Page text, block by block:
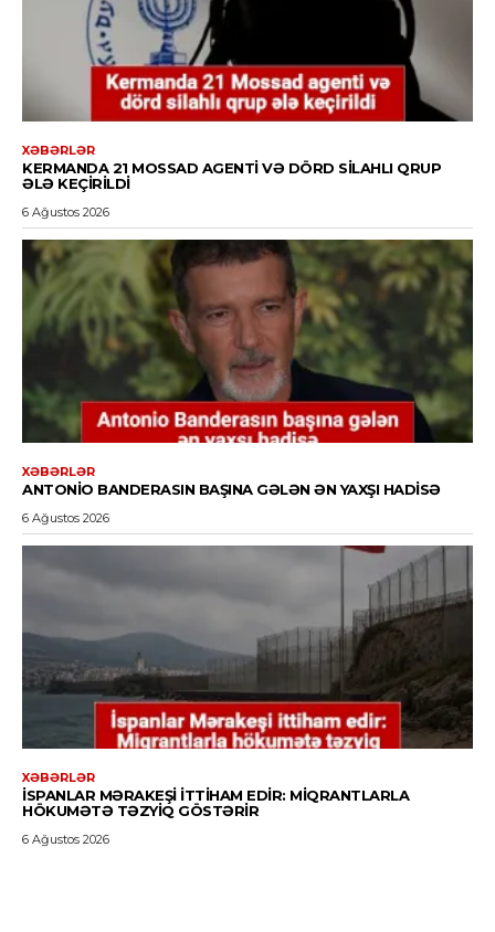
XƏBƏRLƏR
KERMANDA 21 MOSSAD AGENTI VƏ DÖRD SILAHLI QRUP
ƏLƏ KEÇIRILDI
6 Ağustos 2026
XƏBƏRLƏR
ANTONIO BANDERASIN BAŞINA GƏLƏN ƏN YAXŞI HADISƏ
6 Ağustos 2026
XƏBƏRLƏR
İSPANLAR MƏRAKEŞI ITTIHAM EDIR: MIQRANTLARLA
HÖKUMƏTƏ TƏZYIQ GÖSTƏRIR
6 Ağustos 2026